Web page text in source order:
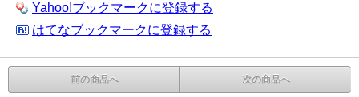
Yahoo!ブックマークに登録する
はてなブックマークに登録する
前の商品へ 次の商品へ